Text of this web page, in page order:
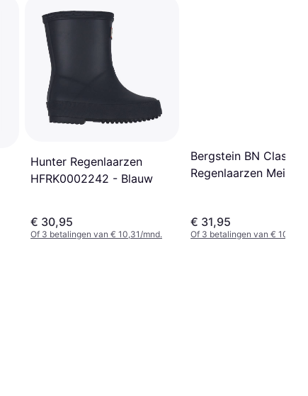
Hunter Regenlaarzen
HFRK0002242 - Blauw
€ 30,95
Of 3 betalingen van € 10,31/mnd.
Bergstein BN Classic
Regenlaarzen
€ 31,95
Of 3 betalingen van € 10,65/